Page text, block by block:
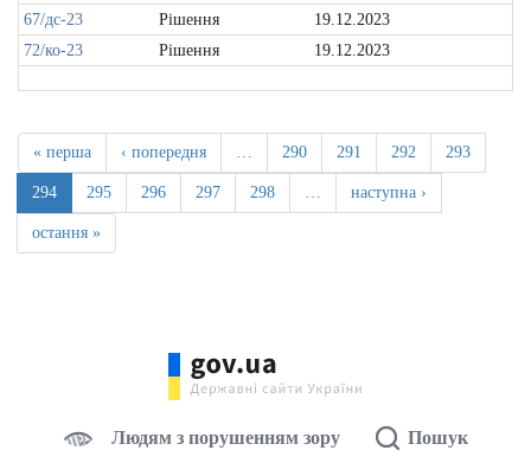
67/дс-23
Рішення
19.12.2023
72/ко-23
Рішення 19.12.2023
« перша ‹ попередня … 290 291 292 293
294 295 296 297 298 … наступна ›
остання »
Людям з порушенням зору Пошук